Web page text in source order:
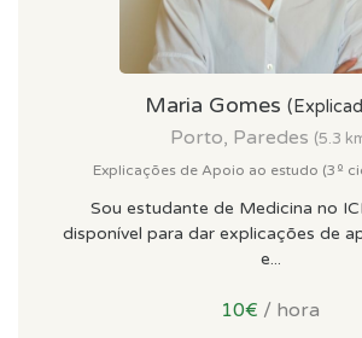
Maria Gomes
Porto, Paredes (5.3
Explicações de Apoio ao estudo (3º
Sou estudante de Medicina no
disponível para dar explicações de
e...
10€ / hora